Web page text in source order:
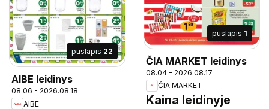
puslapis 22
AIBE leidinys
08.06 - 2026.08.18
AIBE
puslapis 1
ČIA MARKET leidinys
08.04 - 2026.08.17
ČIA MARKET
Kaina leidinyje